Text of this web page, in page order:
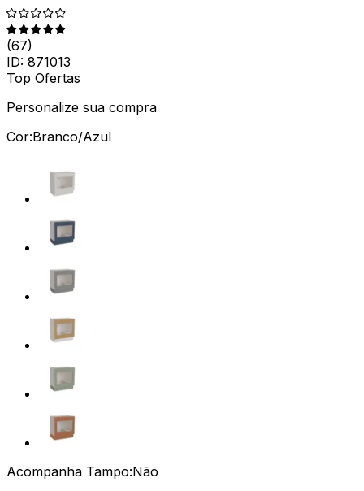
(67)
ID: 871013
Top Ofertas
Personalize sua compra
Cor:Branco/Azul
Acompanha Tampo:Não